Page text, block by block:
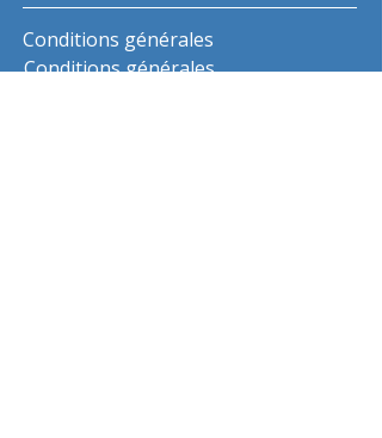
Conditions générales
Conditions générales